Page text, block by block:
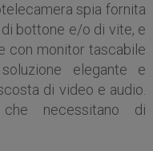
spia fornita
bottone e/o di vite, e
con monitor tascabile
elegante e
di video e audio.
necessitano di